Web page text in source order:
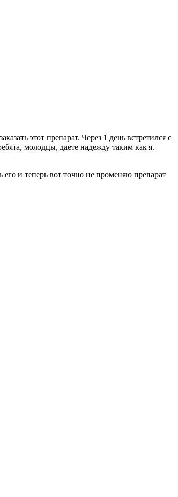
этот препарат. Через 1 день встретился с
молодцы, даете надежду таким как я.
и теперь вот точно не променяю препарат